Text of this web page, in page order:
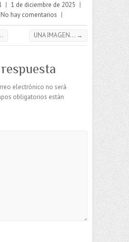
| 1 de diciembre de 2025 |
No hay comentarios |
UNA IMAGEN… →
electrónico no será
obligatorios están